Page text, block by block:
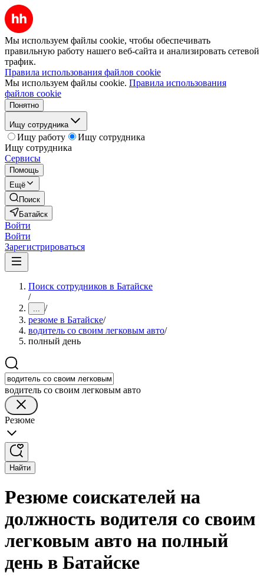
Мы используем файлы cookie, чтобы обеспечивать
правильную работу нашего веб-сайта и анализировать сетевой
трафик.
Правила использования файлов cookie
Мы используем файлы cookie. Правила использования
файлов cookie
Понятно
Ищу сотрудника
Ищу работу
Ищу сотрудника
Ищу сотрудника
Сервисы
Помощь
Ещё
Поиск
Батайск
Войти
Войти
Зарегистрироваться
Поиск сотрудников в Батайске
/
... /
резюме в Батайске/
водитель со своим легковым авто/
полный день
водитель со своим легковым авто
Резюме
Найти
Резюме соискателей на
должность водителя со своим
легковым авто на полный
день в Батайске